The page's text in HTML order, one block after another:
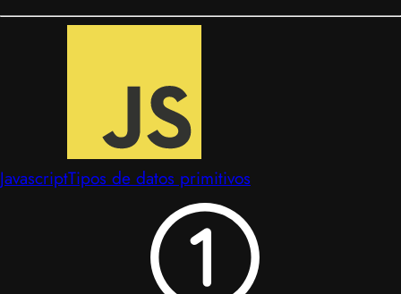
JavascriptTipos de datos primitivos